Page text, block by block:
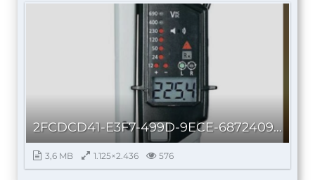
2FCDCD41-E3F7-499D-9ECE-68724093B55C.png
3,6 MB 1.125×2.436 576